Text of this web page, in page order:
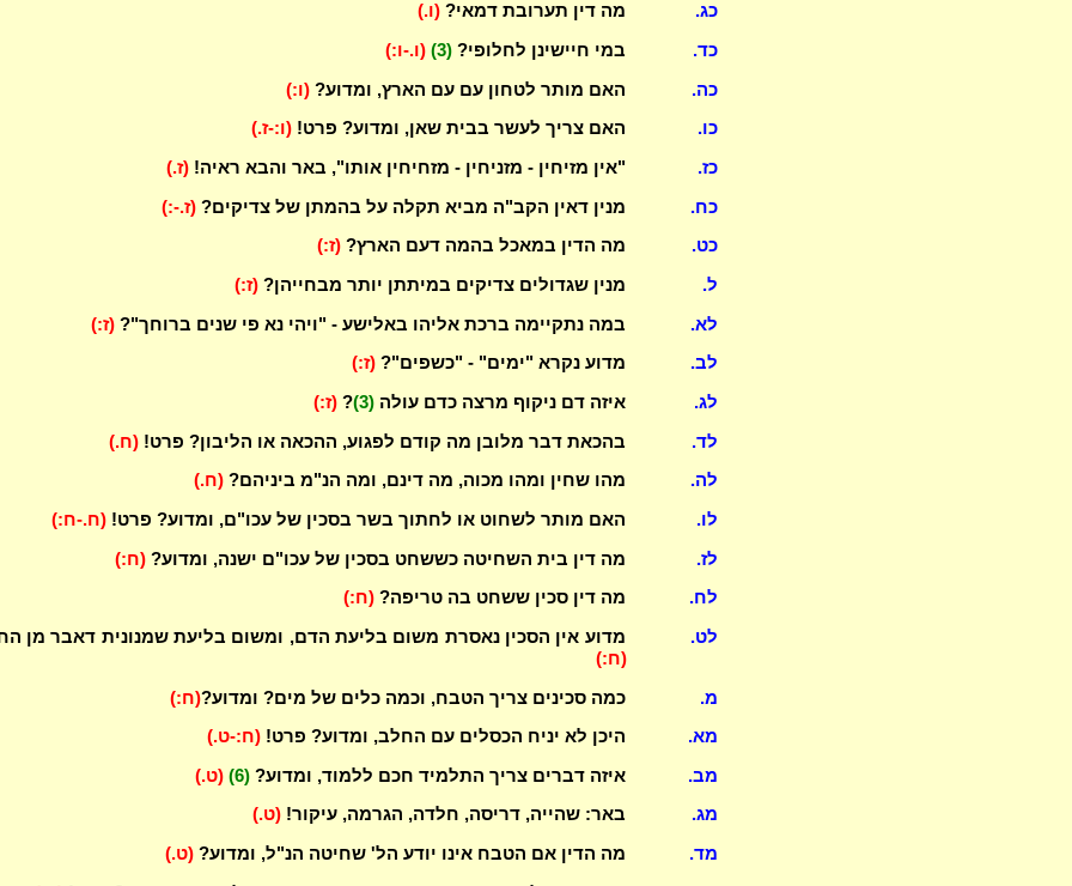
כג. מה דין תערובת דמאי?(ו.)
כד. במי חיישינן לחלופי?(3) (ו.-ו:)
כה. האם מותר לטחון עם עם הארץ, ומדוע?(ו:)
כו. האם צריך לעשר בבית שאן, ומדוע? פרט!(ו:-ז.)
כז. "אין מזיחין - מזניחין - מזחיחין אותו", באר והבא ראיה!(ז.)
כח. מנין דאין הקב"ה מביא תקלה על בהמתן של צדיקים?(ז.-:)
כט. מה הדין במאכל בהמה דעם הארץ?(ז:)
ל. מנין שגדולים צדיקים במיתתן יותר מבחייהן?(ז:)
לא. במה נתקיימה ברכת אליהו באלישע - "ויהי נא פי שנים ברוחך"?(ז:)
לב. מדוע נקרא "ימים" - "כשפים"?(ז:)
לג. איזה דם ניקוף מרצה כדם עולה(3)
?(ז:)
לד. בהכאת דבר מלובן מה קודם לפגוע, ההכאה או הליבון? פרט!(ח.)
לה. מהו שחין ומהו מכוה, מה דינם, ומה הנ"מ ביניהם?(ח.)
לו. האם מותר לשחוט או לחתוך בשר בסכין של עכו"ם, ומדוע? פרט!(ח.-ח:)
לז. מה דין בית השחיטה כששחט בסכין של עכו"ם ישנה, ומדוע?(ח:)
לח. מה דין סכין ששחט בה טריפה?(ח:)
לט.
מדוע אין הסכין נאסרת משום בליעת הדם, ומשום בליעת שמנונית דאבר מן
(ח:)
מ. כמה סכינים צריך הטבח, וכמה כלים של מים? ומדוע?(ח:)
מא. היכן לא יניח הכסלים עם החלב, ומדוע? פרט!(ח:-ט.)
מב. איזה דברים צריך התלמיד חכם ללמוד, ומדוע?(6) (ט.)
מג. באר: שהייה, דריסה, חלדה, הגרמה, עיקור!(ט.)
מד. מה הדין אם הטבח אינו יודע הל' שחיטה הנ"ל, ומדוע?(ט.)